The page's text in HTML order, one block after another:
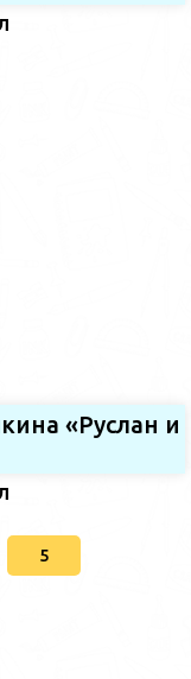
«Руслан и
5